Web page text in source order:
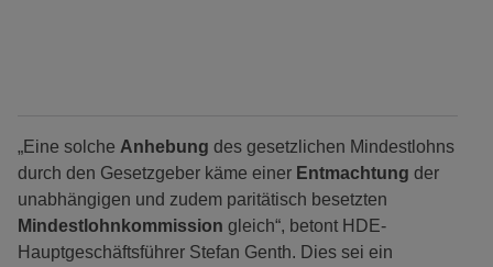
„Eine solche Anhebung des gesetzlichen Mindestlohns
durch den Gesetzgeber käme einer Entmachtung der
unabhängigen und zudem paritätisch besetzten
Mindestlohnkommission gleich“, betont HDE-
Hauptgeschäftsführer Stefan Genth. Dies sei ein